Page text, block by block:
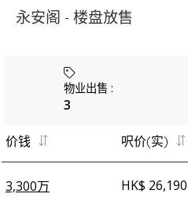
永安阁 - 楼盘放售
物业出售 :
3
价钱 呎价(实)
3,300万 HK$ 26,190